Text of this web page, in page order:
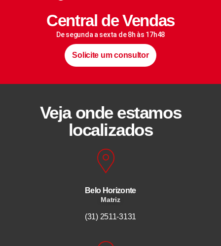
Central de Vendas
De segunda a sexta de 8h às 17h48
Solicite um consultor
Veja onde estamos
localizados
Belo Horizonte
Matriz
(31) 2511-3131